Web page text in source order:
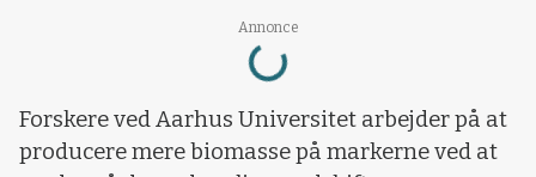
Annonce
Loading...
Forskere ved Aarhus Universitet arbejder på at
producere mere biomasse på markerne ved at